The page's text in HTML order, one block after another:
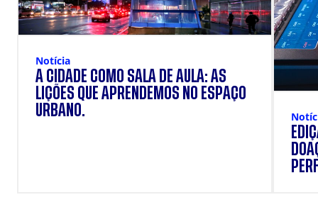
Notícia
A CIDADE COMO SALA DE AULA: AS
LIÇÕES QUE APRENDEMOS NO ESPAÇO
URBANO.